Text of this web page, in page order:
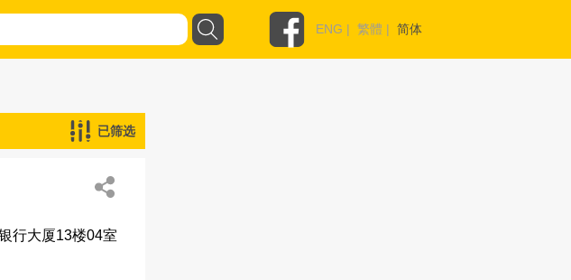
ENG | 繁體 | 简体
已筛选
行大厦13楼04室